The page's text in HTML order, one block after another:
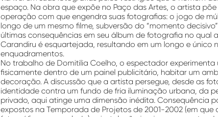
espaço. Na obra que expõe no Paço das Artes, o artista
operação com que engendra suas fotografias: o jogo de
longo de um mesmo filme, subversão do “momento
últimas consequências em seu álbum de fotografia no qual
Carandiru é esquartejada, resultando em um longo e único
enquadramentos.
No trabalho de Domitilia Coelho, o espectador
fisicamente dentro de um painel publicitário, habitar um
decoração. A discussão que a artista persegue, desde as
identidade contra um fundo de fria iluminação urbana, da
privado, aqui atinge uma dimensão inédita. Consequência
expostos na Temporada de Projetos de 2001-2002 (em